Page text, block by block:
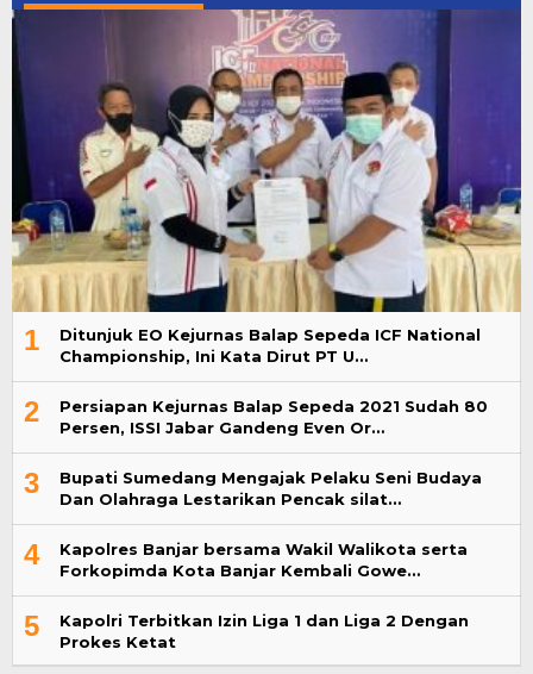
1
Ditunjuk EO Kejurnas Balap Sepeda ICF National
Championship, Ini Kata Dirut PT U…
2
Persiapan Kejurnas Balap Sepeda 2021 Sudah 80
Persen, ISSI Jabar Gandeng Even Or…
3
Bupati Sumedang Mengajak Pelaku Seni Budaya
Dan Olahraga Lestarikan Pencak silat…
4
Kapolres Banjar bersama Wakil Walikota serta
Forkopimda Kota Banjar Kembali Gowe…
5
Kapolri Terbitkan Izin Liga 1 dan Liga 2 Dengan
Prokes Ketat